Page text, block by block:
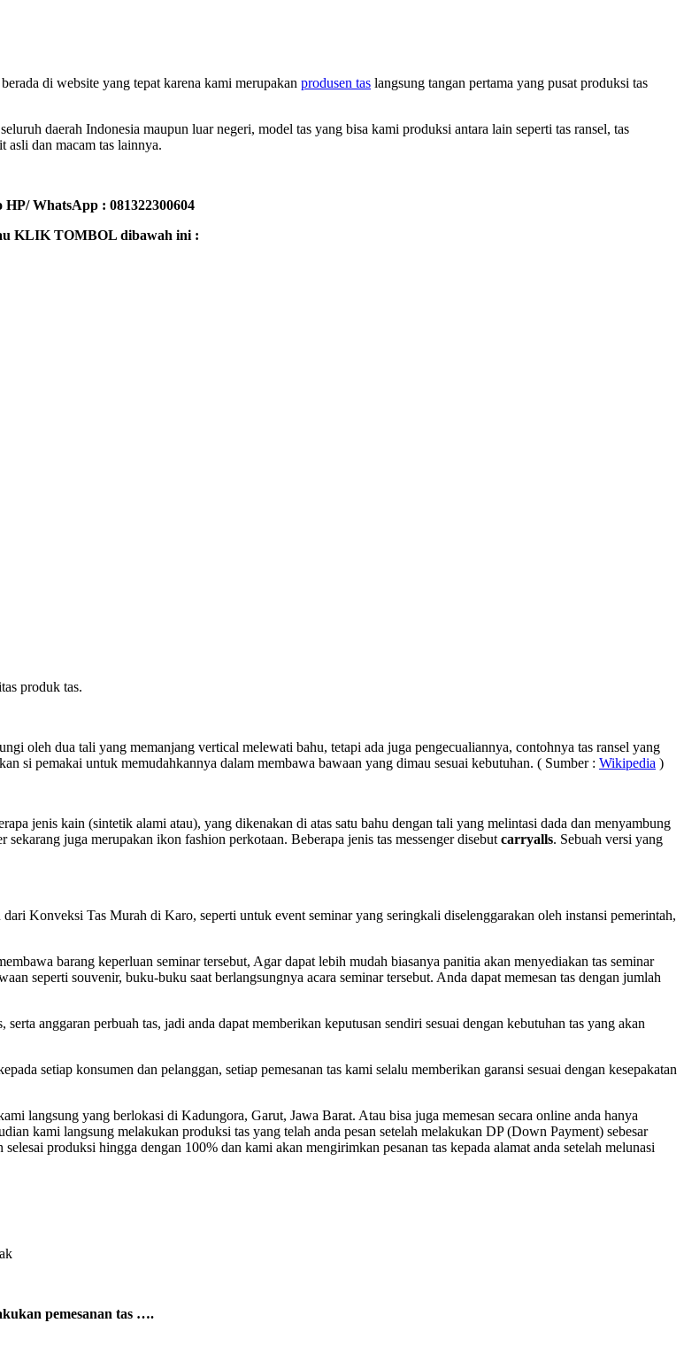
di website yang tepat karena kami merupakan produsen tas langsung tangan pertama yang pusat produksi tas
daerah Indonesia maupun luar negeri, model tas yang bisa kami produksi antara lain seperti tas ransel, tas
asli dan macam tas lainnya.
HP/ WhatsApp : 081322300604
KLIK TOMBOL dibawah ini :
produk tas.
oleh dua tali yang memanjang vertical melewati bahu, tetapi ada juga pengecualiannya, contohnya tas ransel yang
si pemakai untuk memudahkannya dalam membawa bawaan yang dimau sesuai kebutuhan. ( Sumber : Wikipedia )
jenis kain (sintetik alami atau), yang dikenakan di atas satu bahu dengan tali yang melintasi dada dan menyambung
juga merupakan ikon fashion perkotaan. Beberapa jenis tas messenger disebut carryalls. Sebuah versi yang
Konveksi Tas Murah di Karo, seperti untuk event seminar yang seringkali diselenggarakan oleh instansi pemerintah,
barang keperluan seminar tersebut, Agar dapat lebih mudah biasanya panitia akan menyediakan tas seminar
seperti souvenir, buku-buku saat berlangsungnya acara seminar tersebut. Anda dapat memesan tas dengan jumlah
anggaran perbuah tas, jadi anda dapat memberikan keputusan sendiri sesuai dengan kebutuhan tas yang akan
setiap konsumen dan pelanggan, setiap pemesanan tas kami selalu memberikan garansi sesuai dengan kesepakatan
langsung yang berlokasi di Kadungora, Garut, Jawa Barat. Atau bisa juga memesan secara online anda hanya
kami langsung melakukan produksi tas yang telah anda pesan setelah melakukan DP (Down Payment) sebesar
produksi hingga dengan 100% dan kami akan mengirimkan pesanan tas kepada alamat anda setelah melunasi
pemesanan tas ….